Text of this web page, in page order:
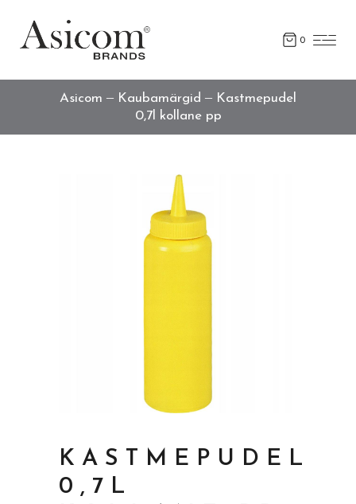
0
Asicom Kaubamärgid
Kastmepudel
0,7l kollane pp
KASTMEPUDEL
0,7L